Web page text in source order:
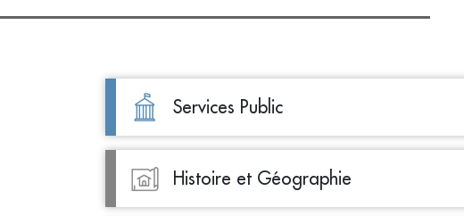
Services Public
Histoire et Géographie